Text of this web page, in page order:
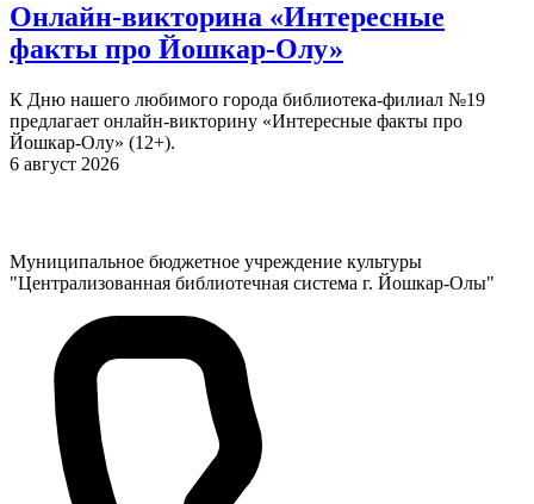
Онлайн-викторина «Интересные
факты про Йошкар-Олу»
К Дню нашего любимого города библиотека-филиал №19
предлагает онлайн-викторину «Интересные факты про
Йошкар-Олу» (12+).
6 август 2026
Муниципальное бюджетное учреждение культуры
"Централизованная библиотечная система г. Йошкар-Олы"